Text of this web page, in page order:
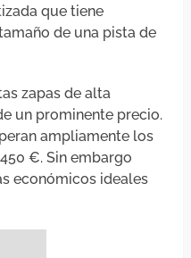
que tiene
de una pista de
zapas de alta
un prominente precio.
ampliamente los
€. Sin embargo
económicos ideales